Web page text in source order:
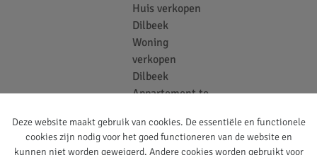
Huis verkopen
Dilbeek
Woning
verkopen
Dilbeek
Appartement te
Bouwgrond te
koop Dilbeek
Deze website maakt gebruik van cookies. De essentiële en functionele
cookies zijn nodig voor het goed functioneren van de website en
kunnen niet worden geweigerd. Andere cookies worden gebruikt voor